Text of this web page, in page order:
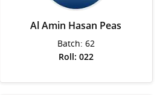
Al Amin Hasan Peas
Batch: 62
Roll: 022